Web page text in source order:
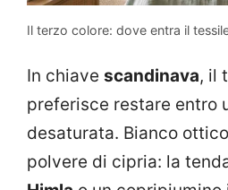
Il terzo colore: dove entra il
In chiave scandinava, il
preferisce restare entro
desaturata. Bianco
polvere di cipria: la